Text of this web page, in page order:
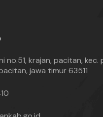
no.51, krajan, pacitan, kec.
jawa timur 63511